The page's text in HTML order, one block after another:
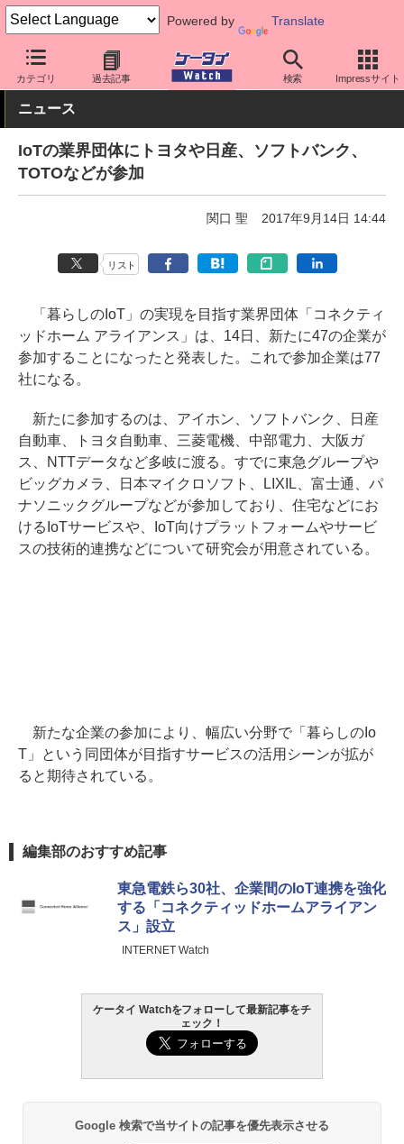
Powered by Translate
カテゴリ 過去記事 検索 Impressサイト
ケータイ Watch 最新技術/その他 IoT
ニュース
IoTの業界団体にトヨタや日産、ソフトバンク、
TOTOなどが参加
関口 聖 2017年9月14日 14:44
リスト
「暮らしのIoT」の実現を目指す業界団体「コネクティ
ッドホーム アライアンス」は、14日、新たに47の企業が
参加することになったと発表した。これで参加企業は77
社になる。
新たに参加するのは、アイホン、ソフトバンク、日産
自動車、トヨタ自動車、三菱電機、中部電力、大阪ガ
ス、NTTデータなど多岐に渡る。すでに東急グループや
ビッグカメラ、日本マイクロソフト、LIXIL、富士通、パ
ナソニックグループなどが参加しており、住宅などにお
けるIoTサービスや、IoT向けプラットフォームやサービ
スの技術的連携などについて研究会が用意されている。
新たな企業の参加により、幅広い分野で「暮らしのIo
T」という同団体が目指すサービスの活用シーンが拡が
ると期待されている。
編集部のおすすめ記事
東急電鉄ら30社、企業間のIoT連携を強化
する「コネクティッドホームアライアン
ス」設立
INTERNET Watch
ケータイ Watchをフォローして最新記事をチ
ェック！
Google 検索で当サイトの記事を優先表示させる